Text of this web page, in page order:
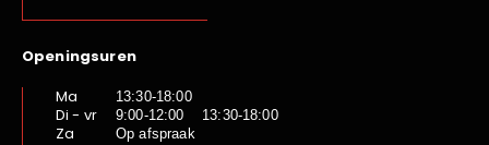
Openingsuren
Ma
13:30-18:00
Di - vr 9:00-12:00 13:30-18:00
Za Op afspraak